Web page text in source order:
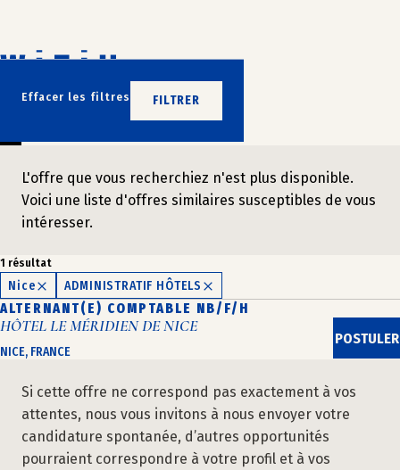
contenu
Effacer les filtres FILTRER
N’ATTENDEZ PLUS
REJOIGNEZ-NOUS
L'offre que vous recherchiez n'est plus disponible.
Voici une liste d'offres similaires susceptibles de vous
intéresser.
1 résultat
Nice ADMINISTRATIF HÔTELS
ALTERNANT(E) COMPTABLE NB/F/H
HÔTEL LE MÉRIDIEN DE NICE
NICE, FRANCE
POSTULER
Si cette offre ne correspond pas exactement à vos
attentes, nous vous invitons à nous envoyer votre
candidature spontanée, d’autres opportunités
pourraient correspondre à votre profil et à vos